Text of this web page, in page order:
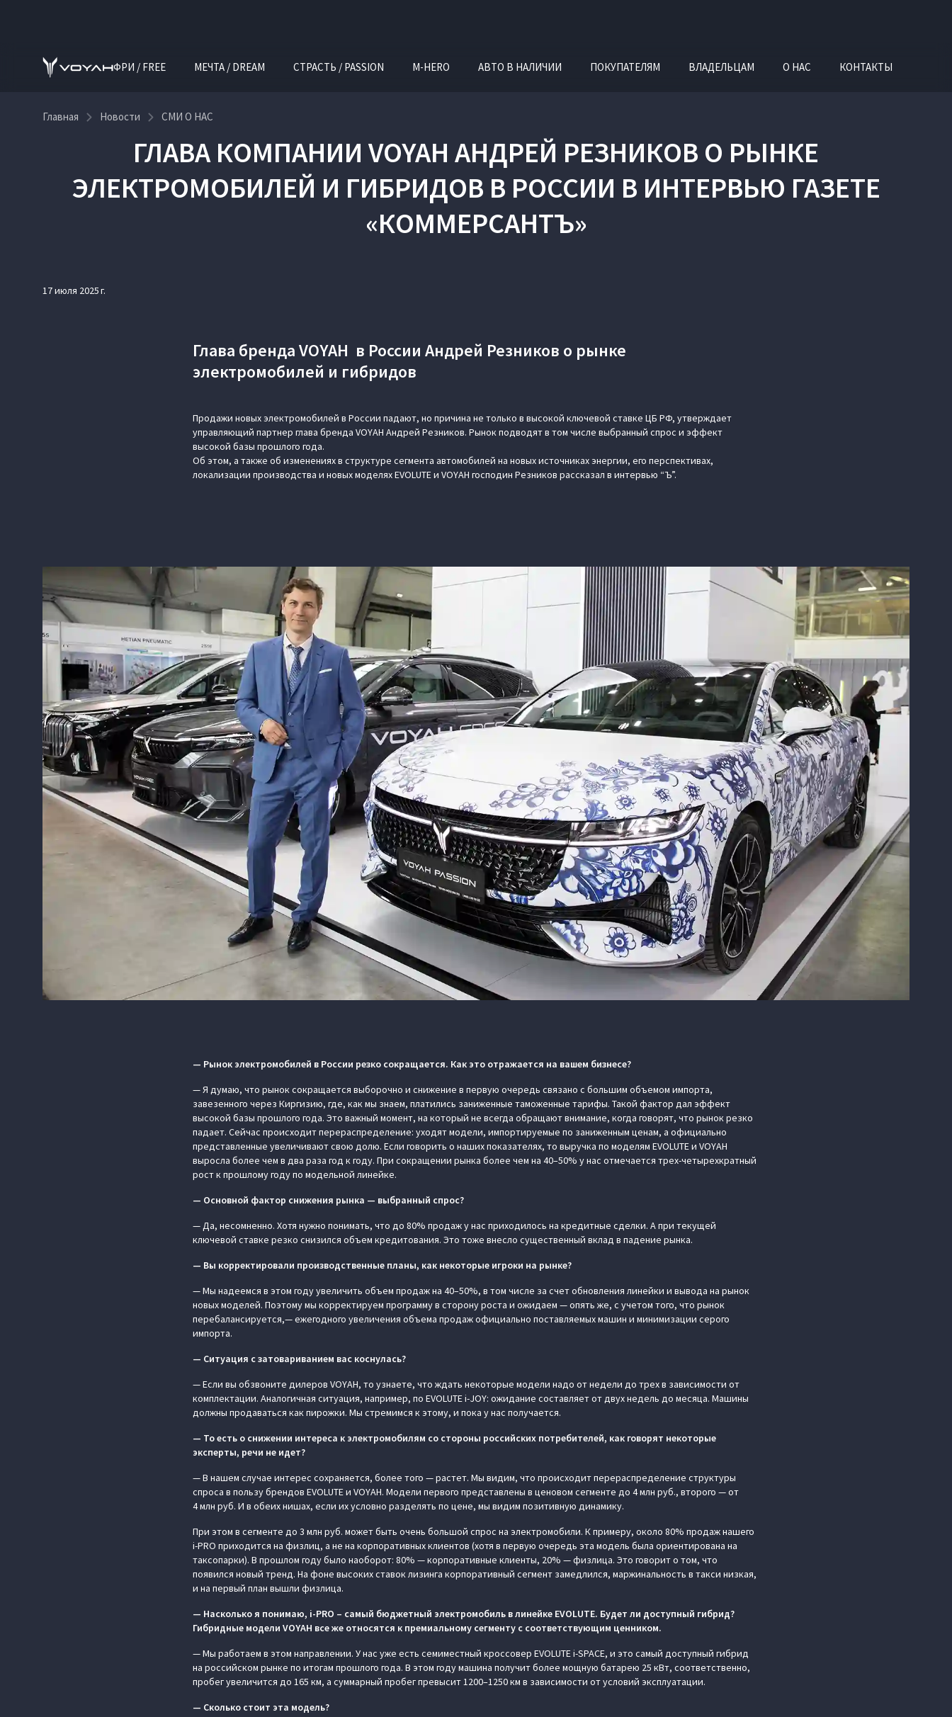
ФРИ / FREE МЕЧТА / DREAM СТРАСТЬ / PASSION M-HERO АВТО В НАЛИЧИИ ПОКУПАТЕЛЯМ ВЛАДЕЛЬЦАМ О НАС КОНТАКТЫ
Главная Новости СМИ О НАС
ГЛАВА КОМПАНИИ VOYAH АНДРЕЙ РЕЗНИКОВ О РЫНКЕ
ЭЛЕКТРОМОБИЛЕЙ И ГИБРИДОВ В РОССИИ В ИНТЕРВЬЮ ГАЗЕТЕ
«КОММЕРСАНТЪ»
17 июля 2025 г.
Глава бренда VOYAH в России Андрей Резников о рынке
электромобилей и гибридов
Продажи новых электромобилей в России падают, но причина не только в высокой ключевой ставке ЦБ РФ, утверждает
управляющий партнер глава бренда VOYAH Андрей Резников. Рынок подводят в том числе выбранный спрос и эффект
высокой базы прошлого года.
Об этом, а также об изменениях в структуре сегмента автомобилей на новых источниках энергии, его перспективах,
локализации производства и новых моделях EVOLUTE и VOYAH господин Резников рассказал в интервью “Ъ”.
— Рынок электромобилей в России резко сокращается. Как это отражается на вашем бизнесе?
— Я думаю, что рынок сокращается выборочно и снижение в первую очередь связано с большим объемом импорта,
завезенного через Киргизию, где, как мы знаем, платились заниженные таможенные тарифы. Такой фактор дал эффект
высокой базы прошлого года. Это важный момент, на который не всегда обращают внимание, когда говорят, что рынок резко
падает. Сейчас происходит перераспределение: уходят модели, импортируемые по заниженным ценам, а официально
представленные увеличивают свою долю. Если говорить о наших показателях, то выручка по моделям EVOLUTE и VOYAH
выросла более чем в два раза год к году. При сокращении рынка более чем на 40–50% у нас отмечается трех-четырехкратный
рост к прошлому году по модельной линейке.
— Основной фактор снижения рынка — выбранный спрос?
— Да, несомненно. Хотя нужно понимать, что до 80% продаж у нас приходилось на кредитные сделки. А при текущей
ключевой ставке резко снизился объем кредитования. Это тоже внесло существенный вклад в падение рынка.
— Вы корректировали производственные планы, как некоторые игроки на рынке?
— Мы надеемся в этом году увеличить объем продаж на 40–50%, в том числе за счет обновления линейки и вывода на рынок
новых моделей. Поэтому мы корректируем программу в сторону роста и ожидаем — опять же, с учетом того, что рынок
перебалансируется,— ежегодного увеличения объема продаж официально поставляемых машин и минимизации серого
импорта.
— Ситуация с затовариванием вас коснулась?
— Если вы обзвоните дилеров VOYAH, то узнаете, что ждать некоторые модели надо от недели до трех в зависимости от
комплектации. Аналогичная ситуация, например, по EVOLUTE i-JOY: ожидание составляет от двух недель до месяца. Машины
должны продаваться как пирожки. Мы стремимся к этому, и пока у нас получается.
— То есть о снижении интереса к электромобилям со стороны российских потребителей, как говорят некоторые
эксперты, речи не идет?
— В нашем случае интерес сохраняется, более того — растет. Мы видим, что происходит перераспределение структуры
спроса в пользу брендов EVOLUTE и VOYAH. Модели первого представлены в ценовом сегменте до 4 млн руб., второго — от
4 млн руб. И в обеих нишах, если их условно разделять по цене, мы видим позитивную динамику.
При этом в сегменте до 3 млн руб. может быть очень большой спрос на электромобили. К примеру, около 80% продаж нашего
i-PRO приходится на физлиц, а не на корпоративных клиентов (хотя в первую очередь эта модель была ориентирована на
таксопарки). В прошлом году было наоборот: 80% — корпоративные клиенты, 20% — физлица. Это говорит о том, что
появился новый тренд. На фоне высоких ставок лизинга корпоративный сегмент замедлился, маржинальность в такси низкая,
и на первый план вышли физлица.
— Насколько я понимаю, i-PRO – самый бюджетный электромобиль в линейке EVOLUTE. Будет ли доступный гибрид?
Гибридные модели VOYAH все же относятся к премиальному сегменту с соответствующим ценником.
— Мы работаем в этом направлении. У нас уже есть семиместный кроссовер EVOLUTE i-SPACE, и это самый доступный гибрид
на российском рынке по итогам прошлого года. В этом году машина получит более мощную батарею 25 кВт, соответственно,
пробег увеличится до 165 км, а суммарный пробег превысит 1200–1250 км в зависимости от условий эксплуатации.
— Сколько стоит эта модель?